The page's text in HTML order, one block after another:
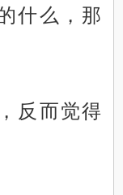
什么，那
反而觉得